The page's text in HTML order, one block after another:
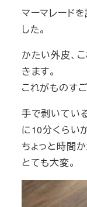
マーマレード
した。
かたい外皮、
きます。
これがものす
手で剥いてい
に10分くらい
ちょっと時間
とても大変。